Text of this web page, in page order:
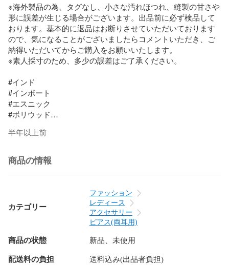
※海外製品の為、タグなし、小さな汚れほつれ、縫製の甘さや
形に誤差が生じる場合がございます。出品前に必ず検品して
おります。基本的に返品はお断りさせていただいております
ので、気になることがございましたらコメントいただき、ご
納得いただいてからご購入をお願いいたします。
※素人採寸のため、多少の誤差はご了承ください。
#インド
#インポート
#エスニック
#ボリウッド
#シルバー
#大ぶりピアス
#ドロップ
#ストーン
#しずく
半年以上前
商品の情報
カテゴリー
ファッション
レディース
アクセサリー
ピアス(両耳用)
商品の状態 新品、未使用
配送料の負担 送料込み(出品者負担)